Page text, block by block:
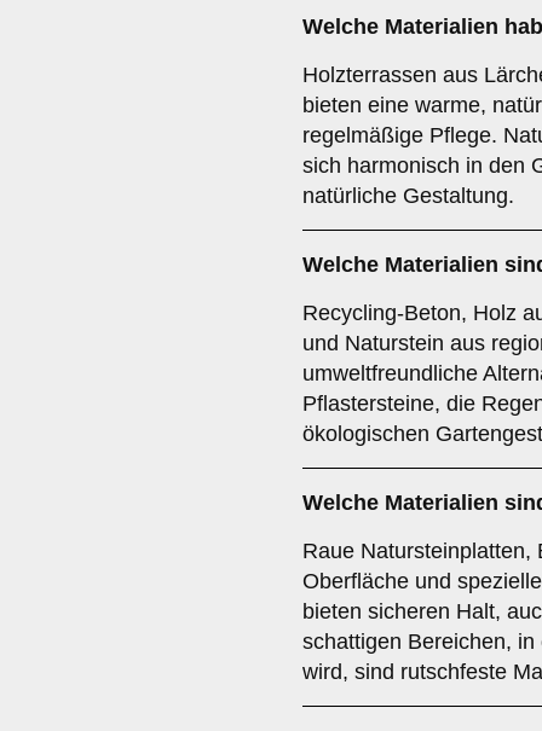
Welche Materialien
Holzterrassen aus
bieten eine warme,
regelmäßige Pflege.
sich harmonisch in den
natürliche Gestaltung.
Welche Materialien
Recycling-Beton, Holz
und Naturstein aus
umweltfreundliche
Pflastersteine, die
ökologischen
Welche Materialien
Raue Natursteinplatten,
Oberfläche und
bieten sicheren Halt,
schattigen Bereichen,
wird, sind rutschfeste